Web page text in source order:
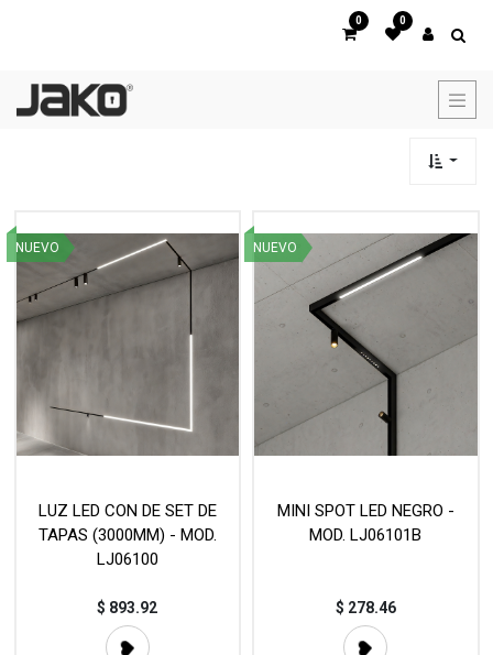
0 0
NUEVO
LUZ LED CON DE SET DE
TAPAS (3000MM) - MOD.
LJ06100
$ 893.92
NUEVO
MINI SPOT LED NEGRO -
MOD. LJ06101B
$ 278.46